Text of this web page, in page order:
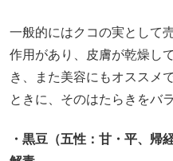
一般的にはクコの実として
作用があり、皮膚が乾燥し
き、また美容にもオススメ
ときに、そのはたらきをバ
・黒豆（五性：甘・平、帰